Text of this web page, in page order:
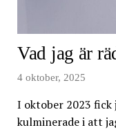
Vad jag är
4 oktober, 2025
I oktober 2023 fick
kulminerade i att